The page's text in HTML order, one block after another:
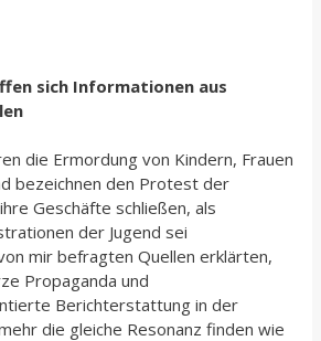
sich Informationen aus
die Ermordung von Kindern, Frauen
bezeichnen den Protest der
Geschäfte schließen, als
der Jugend sei
mir befragten Quellen erklärten,
Propaganda und
Berichterstattung in der
die gleiche Resonanz finden wie